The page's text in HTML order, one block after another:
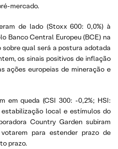
mercado.
de lado (Stoxx 600: 0,0%) à
Banco Central Europeu (BCE) na
qual será a postura adotada
os sinais positivos de inflação
ações europeias de mineração e
em queda (CSI 300: -0,2%; HSI:
estabilização local e estímulos do
Country Garden subiram
para estender prazo de
prazo.